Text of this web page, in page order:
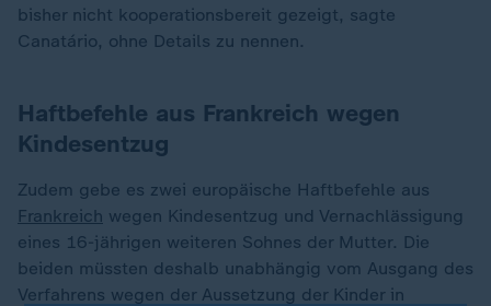
bisher nicht kooperationsbereit gezeigt, sagte
Canatário, ohne Details zu nennen.
Haftbefehle aus Frankreich wegen
Kindesentzug
Zudem gebe es zwei europäische Haftbefehle aus
Frankreich wegen Kindesentzug und Vernachlässigung
eines 16-jährigen weiteren Sohnes der Mutter. Die
beiden müssten deshalb unabhängig vom Ausgang des
Verfahrens wegen der Aussetzung der Kinder in